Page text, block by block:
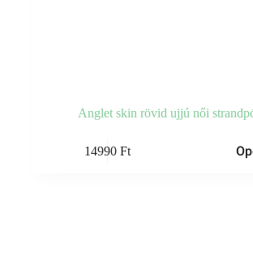
Anglet skin rövid ujjú női
14990 Ft